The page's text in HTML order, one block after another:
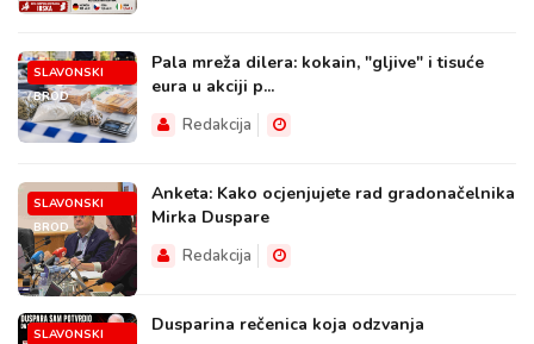
SLAVONSKI
BROD
Pala mreža dilera: kokain, "gljive" i tisuće
eura u akciji p...
Redakcija
SLAVONSKI
BROD
Anketa: Kako ocjenjujete rad gradonačelnika
Mirka Duspare
Redakcija
SLAVONSKI
Dusparina rečenica koja odzvanja